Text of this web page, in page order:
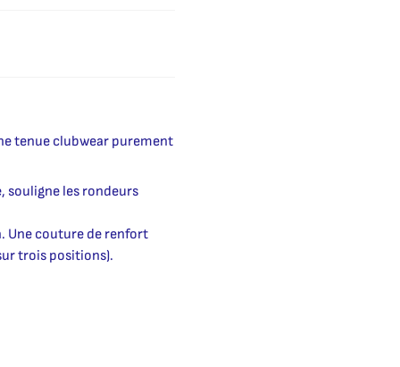
tenue clubwear purement
souligne les rondeurs
Une couture de renfort
trois positions).